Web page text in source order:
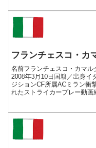
フランチェスコ・カ
名前フランチェスコ・カマ
2008年3月10日国籍／出身イ
ジションCF所属ACミラン衝
れたストライカープレー動画